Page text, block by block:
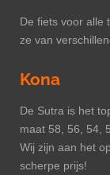
De fiets voor alle
ze van
Kona
De Sutra is het
maat 58, 56, 54,
Wij zijn aan het
scherpe prijs!